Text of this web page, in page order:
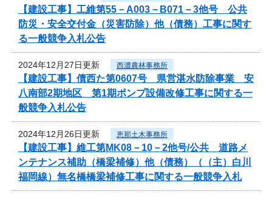
【建設工事】工維第55－A003－B071－3他号 公共
防災・安全交付金（災害防除）他（債務）工事に関す
る一般競争入札公告
2024年12月27日更新 西濃農林事務所
【建設工事】債西た第0607号 県営湛水防除事業 安
八南部2期地区 第1期ポンプ設備改修工事に関する一
般競争入札公告
2024年12月26日更新 恵那土木事務所
【建設工事】維工第MK08－10－2他号/公共 道路メ
ンテナンス補助（橋梁補修）他（債務）（（主）白川
福岡線）無名橋橋梁補修工事に関する一般競争入札